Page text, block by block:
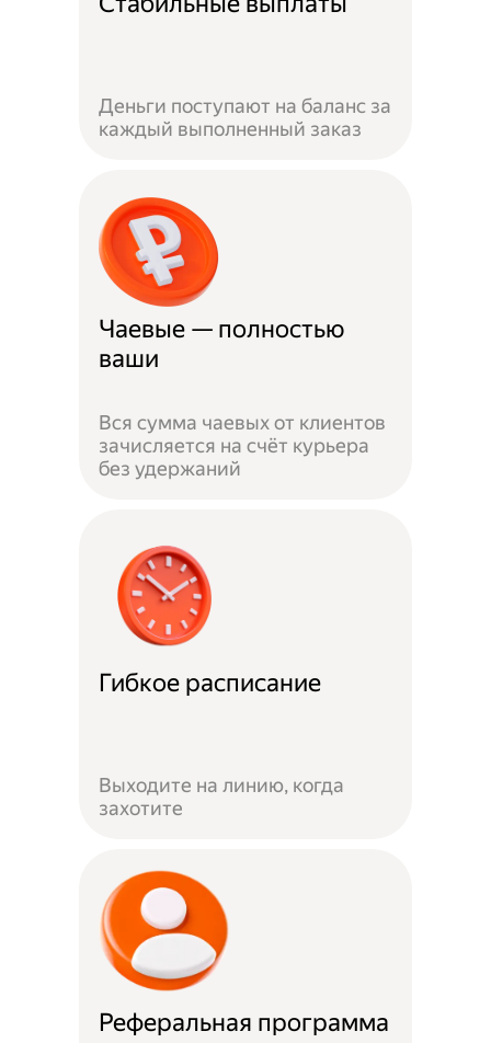
Деньги поступают на баланс за
каждый выполненный заказ
Чаевые — полностью
ваши
Вся сумма чаевых от клиентов
зачисляется на счёт курьера
без удержаний
Гибкое расписание
Выходите на линию, когда
захотите
Реферальная программа